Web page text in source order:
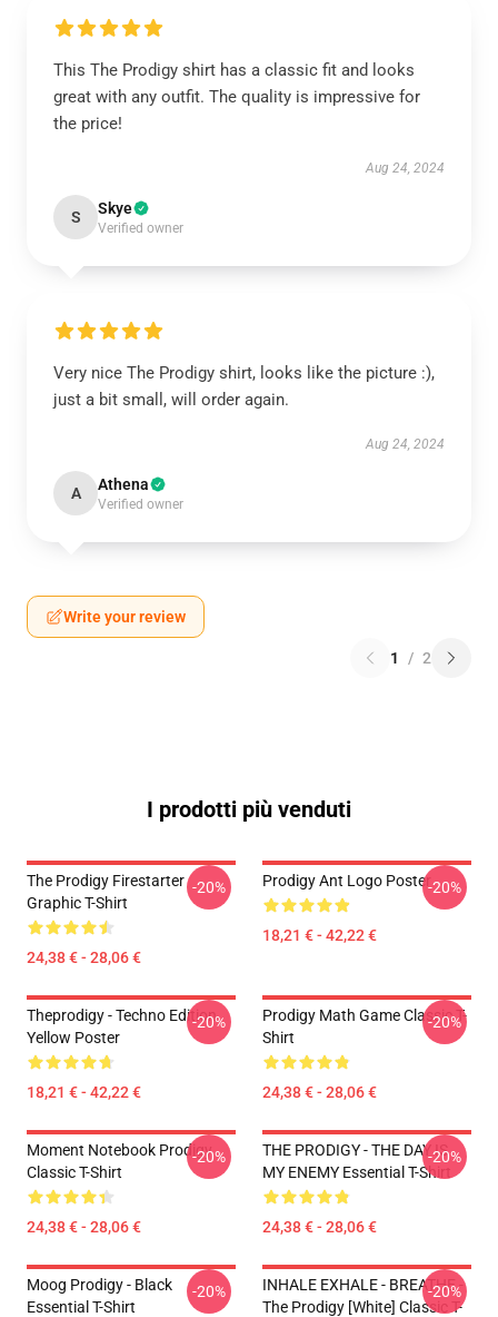
This The Prodigy shirt has a classic fit and looks
great with any outfit. The quality is impressive for
the price!
Aug 24, 2024
S Skye
Verified owner
Very nice The Prodigy shirt, looks like the picture :),
just a bit small, will order again.
Aug 24, 2024
A Athena
Verified owner
Write your review
1 / 2
I prodotti più venduti
The Prodigy Firestarter
Graphic T-Shirt
24,38 € - 28,06 €
-20% Prodigy Ant Logo Poster
18,21 € - 42,22 €
-20%
Theprodigy - Techno Edition
Yellow Poster
18,21 € - 42,22 €
-20%
Prodigy Math Game Classic T-
Shirt
24,38 € - 28,06 €
-20%
Moment Notebook Prodigy
Classic T-Shirt
24,38 € - 28,06 €
-20%
THE PRODIGY - THE DAY IS
MY ENEMY Essential T-Shirt
24,38 € - 28,06 €
-20%
Moog Prodigy - Black
Essential T-Shirt
-20%
INHALE EXHALE - BREATHE -
The Prodigy [White] Classic T-
-20%